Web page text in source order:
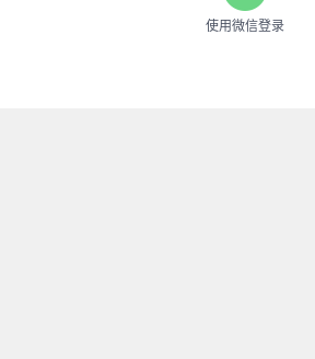
使用微信登录